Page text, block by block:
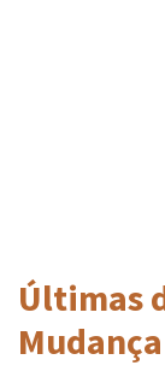
Últimas